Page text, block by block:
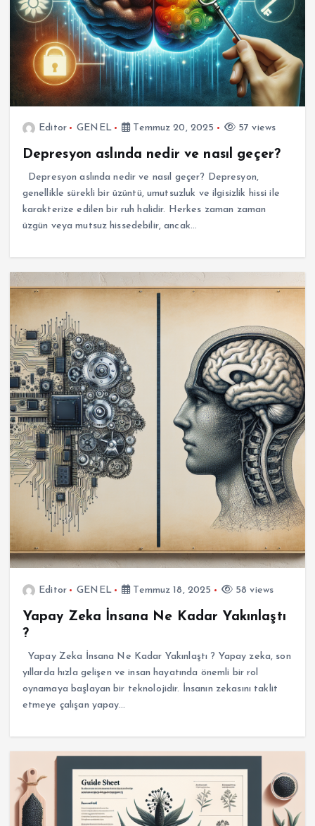
Editor GENEL Temmuz 20, 2025 57 views
Depresyon aslında nedir ve nasıl geçer?
Depresyon aslında nedir ve nasıl geçer? Depresyon,
genellikle sürekli bir üzüntü, umutsuzluk ve ilgisizlik hissi ile
karakterize edilen bir ruh halidir. Herkes zaman zaman
üzgün veya mutsuz hissedebilir, ancak…
Editor GENEL Temmuz 18, 2025 58 views
Yapay Zeka İnsana Ne Kadar Yakınlaştı
?
Yapay Zeka İnsana Ne Kadar Yakınlaştı ? Yapay zeka, son
yıllarda hızla gelişen ve insan hayatında önemli bir rol
oynamaya başlayan bir teknolojidir. İnsanın zekasını taklit
etmeye çalışan yapay…